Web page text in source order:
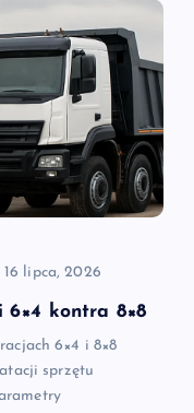
16 lipca, 2026
6×4 kontra 8×8
6×4 i 8×8
sprzętu